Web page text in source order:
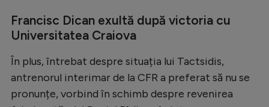
Stranieri
Clasamente
Francisc Dican exultă după victoria cu
Universitatea Craiova
În plus, întrebat despre situația lui Tactsidis,
antrenorul interimar de la CFR a preferat să nu se
pronunțe, vorbind în schimb despre revenirea